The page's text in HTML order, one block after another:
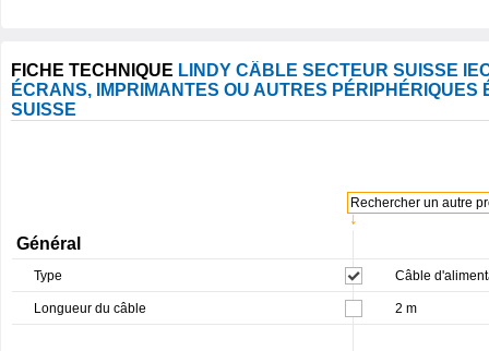
FICHE TECHNIQUE LINDY CÂBLE SECTEUR SUISSE
ÉCRANS, IMPRIMANTES OU AUTRES
SUISSE
↓
Rechercher un autre
Général
Type Câble
Longueur du câble 2 m